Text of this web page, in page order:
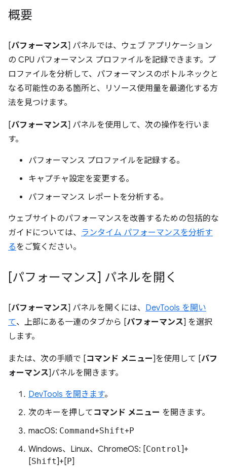
概要
[パフォーマンス] パネルでは、ウェブ アプリケーション
の CPU パフォーマンス プロファイルを記録できます。プ
ロファイルを分析して、パフォーマンスのボトルネックと
なる可能性のある箇所と、リソース使用量を最適化する方
法を見つけます。
[パフォーマンス] パネルを使用して、次の操作を行いま
す。
パフォーマンス プロファイルを記録する。
キャプチャ設定を変更する。
パフォーマンス レポートを分析する。
ウェブサイトのパフォーマンスを改善するための包括的な
ガイドについては、 ランタイム パフォーマンスを分析す
るをご覧ください。
[パフォーマンス] パネルを開く
[パフォーマンス] パネルを開くには、 DevTools を開い
て、上部にある一連のタブから [パフォーマンス] を選択
します。
または、次の手順で [コマンド メニュー]を使用して [パフ
ォーマンス]パネルを開きます。
DevTools を開きます。
次のキーを押して コマンド メニュー を開きます。
macOS: Command+Shift+P
Windows、Linux、ChromeOS: [Control]+
[Shift]+[P]